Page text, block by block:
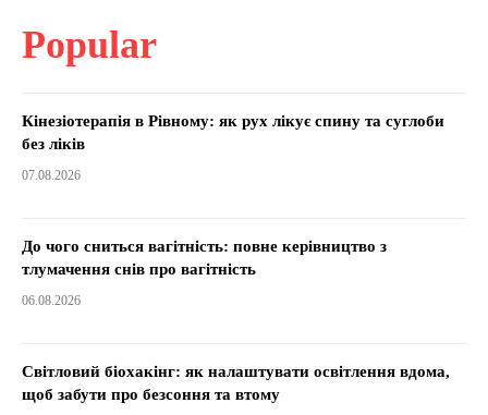
Popular
Кінезіотерапія в Рівному: як рух лікує спину та суглоби
без ліків
07.08.2026
До чого сниться вагітність: повне керівництво з
тлумачення снів про вагітність
06.08.2026
Світловий біохакінг: як налаштувати освітлення вдома,
щоб забути про безсоння та втому